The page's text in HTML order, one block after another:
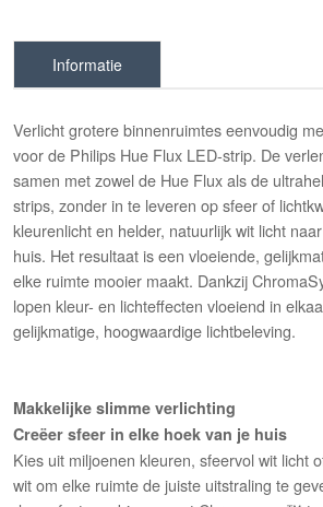
Informatie
Verlicht grotere binnenruimtes eenvoudig
voor de Philips Hue Flux LED-strip. De
samen met zowel de Hue Flux als de
strips, zonder in te leveren op sfeer of
kleurenlicht en helder, natuurlijk wit licht
huis. Het resultaat is een vloeiende,
elke ruimte mooier maakt. Dankzij
lopen kleur- en lichteffecten vloeiend in
gelijkmatige, hoogwaardige lichtbeleving.
Makkelijke slimme verlichting
Creëer sfeer in elke hoek van je huis
Kies uit miljoenen kleuren, sfeervol wit licht
wit om elke ruimte de juiste uitstraling te